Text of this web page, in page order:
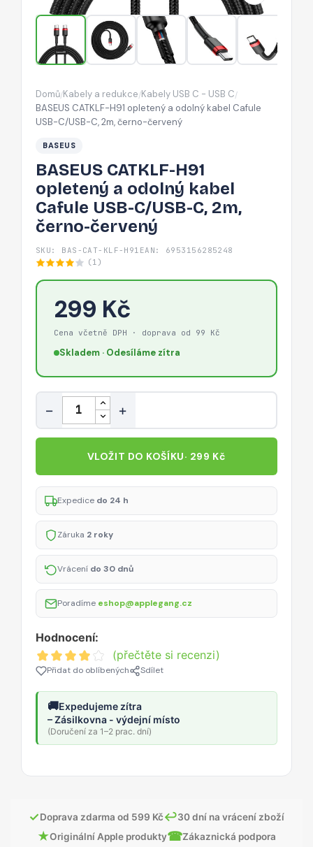
kabel
Cafule
USB-
C/USB-
2m,
černo-
Domů/Kabely a redukce/Kabely USB C - USB C/
BASEUS CATKLF-H91 opletený a odolný kabel Cafule
USB-C/USB-C, 2m, černo-červený
BASEUS
BASEUS CATKLF-H91
opletený a odolný kabel
Cafule USB-C/USB-C, 2m,
černo-červený
SKU: BAS-CAT-KLF-H91 EAN: 6953156285248
(1)
299 Kč
Cena včetně DPH · doprava od 99 Kč
Skladem · Odesíláme zítra
Množství
− +
VLOŽIT DO KOŠÍKU· 299 Kč
Expedice do 24 h
Záruka 2 roky
Vrácení do 30 dnů
Poradíme eshop@applegang.cz
Hodnocení:
(přečtěte si recenzi)
Přidat do oblíbených Sdílet
🚚Expedujeme zítra
– Zásilkovna - výdejní místo
(Doručení za 1–2 prac. dní)
✓Doprava zdarma od 599 Kč↩30 dní na vrácení zboží
★Originální Apple produkty☎Zákaznická podpora